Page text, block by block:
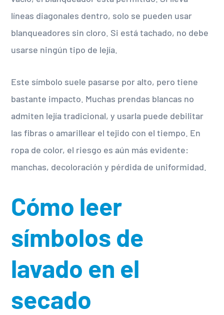
líneas diagonales dentro, solo se pueden usar
blanqueadores sin cloro. Si está tachado, no debe
usarse ningún tipo de lejía.
Este símbolo suele pasarse por alto, pero tiene
bastante impacto. Muchas prendas blancas no
admiten lejía tradicional, y usarla puede debilitar
las fibras o amarillear el tejido con el tiempo. En
ropa de color, el riesgo es aún más evidente:
manchas, decoloración y pérdida de uniformidad.
Cómo leer
símbolos de
lavado en el
secado